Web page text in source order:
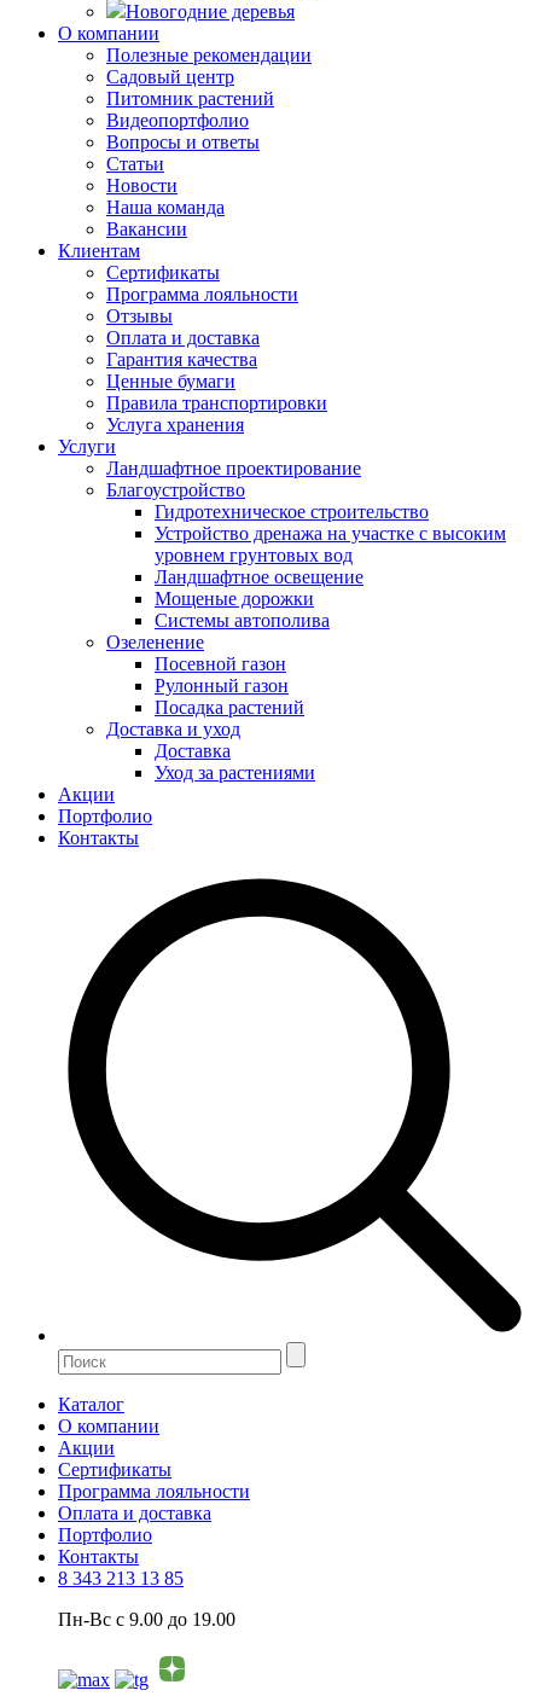
Новогодние деревья
О компании
Полезные рекомендации
Садовый центр
Питомник растений
Видеопортфолио
Вопросы и ответы
Статьи
Новости
Наша команда
Вакансии
Клиентам
Сертификаты
Программа лояльности
Отзывы
Оплата и доставка
Гарантия качества
Ценные бумаги
Правила транспортировки
Услуга хранения
Услуги
Ландшафтное проектирование
Благоустройство
Гидротехническое строительство
Устройство дренажа на участке с высоким
уровнем грунтовых вод
Ландшафтное освещение
Мощеные дорожки
Системы автополива
Озеленение
Посевной газон
Рулонный газон
Посадка растений
Доставка и уход
Доставка
Уход за растениями
Акции
Портфолио
Контакты
Каталог
О компании
Акции
Сертификаты
Программа лояльности
Оплата и доставка
Портфолио
Контакты
8 343 213 13 85
Пн-Вс с 9.00 до 19.00